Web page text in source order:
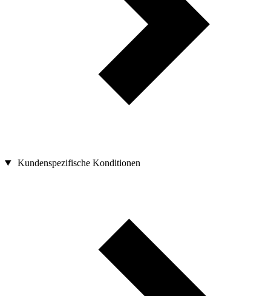
Kundenspezifische Konditionen